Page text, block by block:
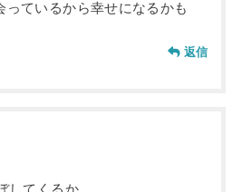
っているから幸せになるかも
返信